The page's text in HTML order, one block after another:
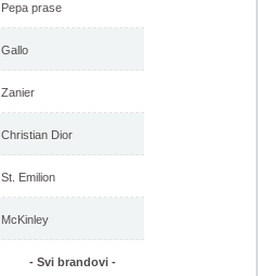
Pepa prase
Gallo
Zanier
Christian Dior
St. Emilion
McKinley
- Svi brandovi -